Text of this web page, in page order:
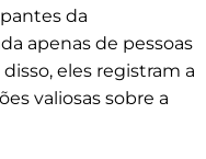
da
apenas de pessoas
eles registram a
valiosas sobre a